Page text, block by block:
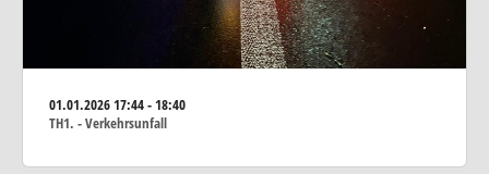
01.01.202617:44 - 18:40
TH1. - Verkehrsunfall